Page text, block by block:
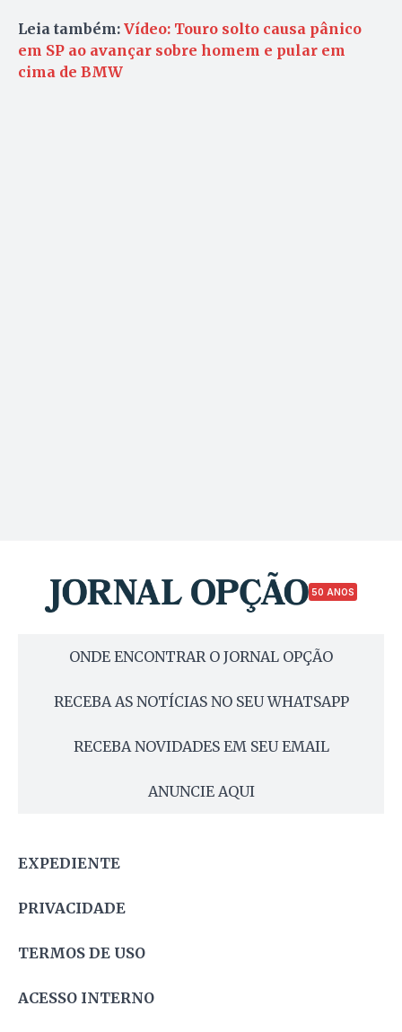
Leia também: Vídeo: Touro solto causa pânico
em SP ao avançar sobre homem e pular em
cima de BMW
50 ANOS
ONDE ENCONTRAR O JORNAL OPÇÃO
RECEBA AS NOTÍCIAS NO SEU WHATSAPP
RECEBA NOVIDADES EM SEU EMAIL
ANUNCIE AQUI
EXPEDIENTE
PRIVACIDADE
TERMOS DE USO
ACESSO INTERNO